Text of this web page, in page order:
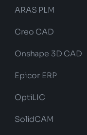
ARAS PLM
Creo CAD
Onshape 3D CAD
Epicor ERP
OptiLIC
SolidCAM